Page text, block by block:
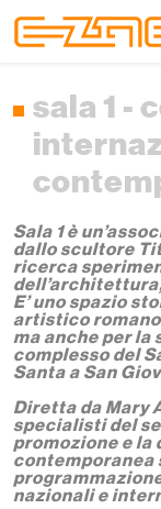
sala 1 -
Sala 1 è
dallo scultore
ricerca
E’ uno spazio
artistico
ma anche per la
complesso del
Santa a San
Diretta da Mary
specialisti del
promozione e la
contemporanea
nazionali e